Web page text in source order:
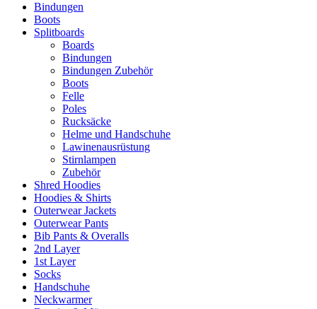
Bindungen
Boots
Splitboards
Boards
Bindungen
Bindungen Zubehör
Boots
Felle
Poles
Rucksäcke
Helme und Handschuhe
Lawinenausrüstung
Stirnlampen
Zubehör
Shred Hoodies
Hoodies & Shirts
Outerwear Jackets
Outerwear Pants
Bib Pants & Overalls
2nd Layer
1st Layer
Socks
Handschuhe
Neckwarmer